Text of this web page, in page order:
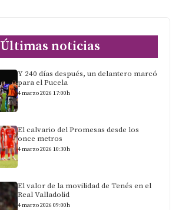
Últimas noticias
Y 240 días después, un delantero marcó
para el Pucela
4 marzo 2026 17:00h
El calvario del Promesas desde los
once metros
4 marzo 2026 10:30h
El valor de la movilidad de Tenés en el
Real Valladolid
4 marzo 2026 09:00h